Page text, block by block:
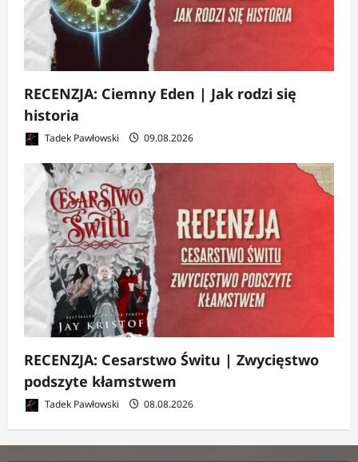
RECENZJA: Ciemny Eden | Jak rodzi się
historia
Tadek Pawłowski 09.08.2026
RECENZJA: Cesarstwo Świtu | Zwycięstwo
podszyte kłamstwem
Tadek Pawłowski 08.08.2026